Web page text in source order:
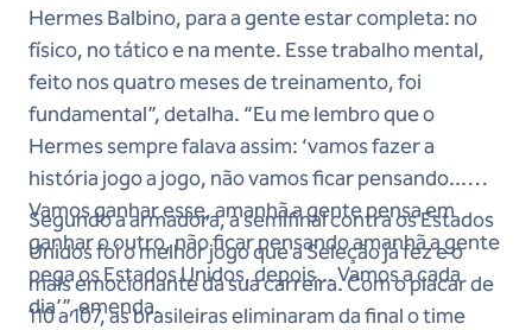
Hermes Balbino, para a gente estar completa: no
físico, no tático e na mente. Esse trabalho mental,
feito nos quatro meses de treinamento, foi
fundamental”, detalha. “Eu me lembro que o
Hermes sempre falava assim: ‘vamos fazer a
história jogo a jogo, não vamos ficar pensando...
Vamos ganhar esse, amanhã a gente pensa em
ganhar o outro, não ficar pensando amanhã a gente
pega os Estados Unidos, depois... Vamos a cada
dia’”, emenda.
Segundo a armadora, a semifinal contra os Estados
Unidos foi o melhor jogo que a Seleção já fez e o
mais emocionante da sua carreira. Com o placar de
110 a 107, as brasileiras eliminaram da final o time